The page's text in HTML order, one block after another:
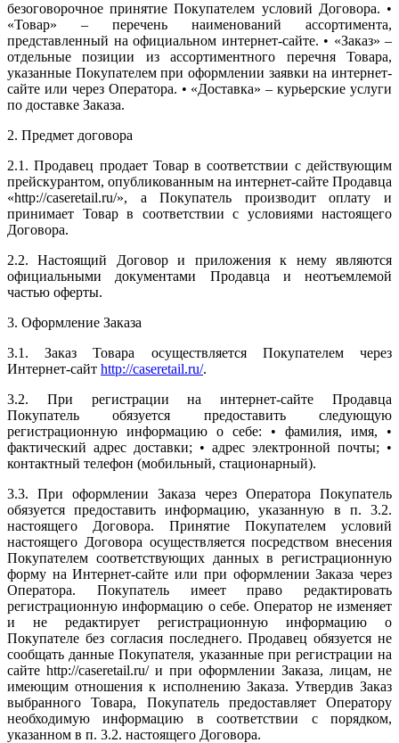
безоговорочное принятие Покупателем условий Договора. •
«Товар» – перечень наименований ассортимента,
представленный на официальном интернет-сайте. • «Заказ» –
отдельные позиции из ассортиментного перечня Товара,
указанные Покупателем при оформлении заявки на интернет-
сайте или через Оператора. • «Доставка» – курьерские услуги
по доставке Заказа.
2. Предмет договора
2.1. Продавец продает Товар в соответствии с действующим
прейскурантом, опубликованным на интернет-сайте Продавца
«http://caseretail.ru/», а Покупатель производит оплату и
принимает Товар в соответствии с условиями настоящего
Договора.
2.2. Настоящий Договор и приложения к нему являются
официальными документами Продавца и неотъемлемой
частью оферты.
3. Оформление Заказа
3.1. Заказ Товара осуществляется Покупателем через
Интернет-сайт http://caseretail.ru/.
3.2. При регистрации на интернет-сайте Продавца
Покупатель обязуется предоставить следующую
регистрационную информацию о себе: • фамилия, имя, •
фактический адрес доставки; • адрес электронной почты; •
контактный телефон (мобильный, стационарный).
3.3. При оформлении Заказа через Оператора Покупатель
обязуется предоставить информацию, указанную в п. 3.2.
настоящего Договора. Принятие Покупателем условий
настоящего Договора осуществляется посредством внесения
Покупателем соответствующих данных в регистрационную
форму на Интернет-сайте или при оформлении Заказа через
Оператора. Покупатель имеет право редактировать
регистрационную информацию о себе. Оператор не изменяет
и не редактирует регистрационную информацию о
Покупателе без согласия последнего. Продавец обязуется не
сообщать данные Покупателя, указанные при регистрации на
сайте http://caseretail.ru/ и при оформлении Заказа, лицам, не
имеющим отношения к исполнению Заказа. Утвердив Заказ
выбранного Товара, Покупатель предоставляет Оператору
необходимую информацию в соответствии с порядком,
указанном в п. 3.2. настоящего Договора.